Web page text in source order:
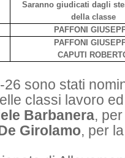
Saranno giudicati dagli
della classe
PAFFONI
PAFFONI
CAPUTI
sono stati
classi lavoro
Barbanera,
Girolamo, per